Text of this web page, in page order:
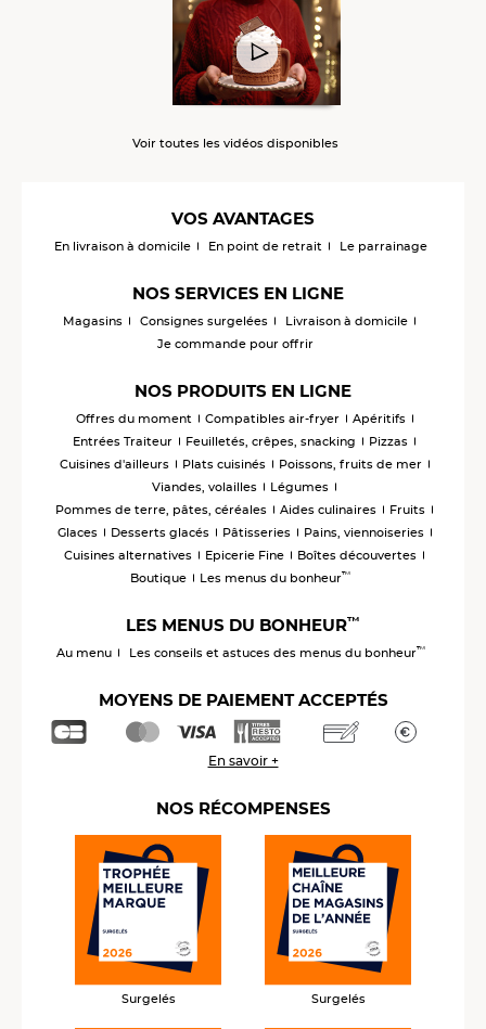
Voir toutes les vidéos disponibles
VOS AVANTAGES
En livraison à domicile En point de retrait Le parrainage
NOS SERVICES EN LIGNE
Magasins Consignes surgelées
Livraison à domicile
Je commande pour offrir
NOS PRODUITS EN LIGNE
Offres du moment Compatibles air-fryer
Apéritifs
Entrées Traiteur
Feuilletés, crêpes, snacking
Pizzas
Cuisines d'ailleurs
Plats cuisinés
Poissons, fruits de mer
Viandes, volailles
Légumes
Pommes de terre, pâtes, céréales
Aides culinaires
Fruits
Glaces
Desserts glacés Pâtisseries
Pains, viennoiseries
Cuisines alternatives
Epicerie Fine
Boîtes découvertes
Boutique
Les menus du bonheur™
LES MENUS DU BONHEUR™
Au menu Les conseils et astuces des menus du bonheur™
MOYENS DE PAIEMENT ACCEPTÉS
En savoir +
NOS RÉCOMPENSES
Surgelés Surgelés